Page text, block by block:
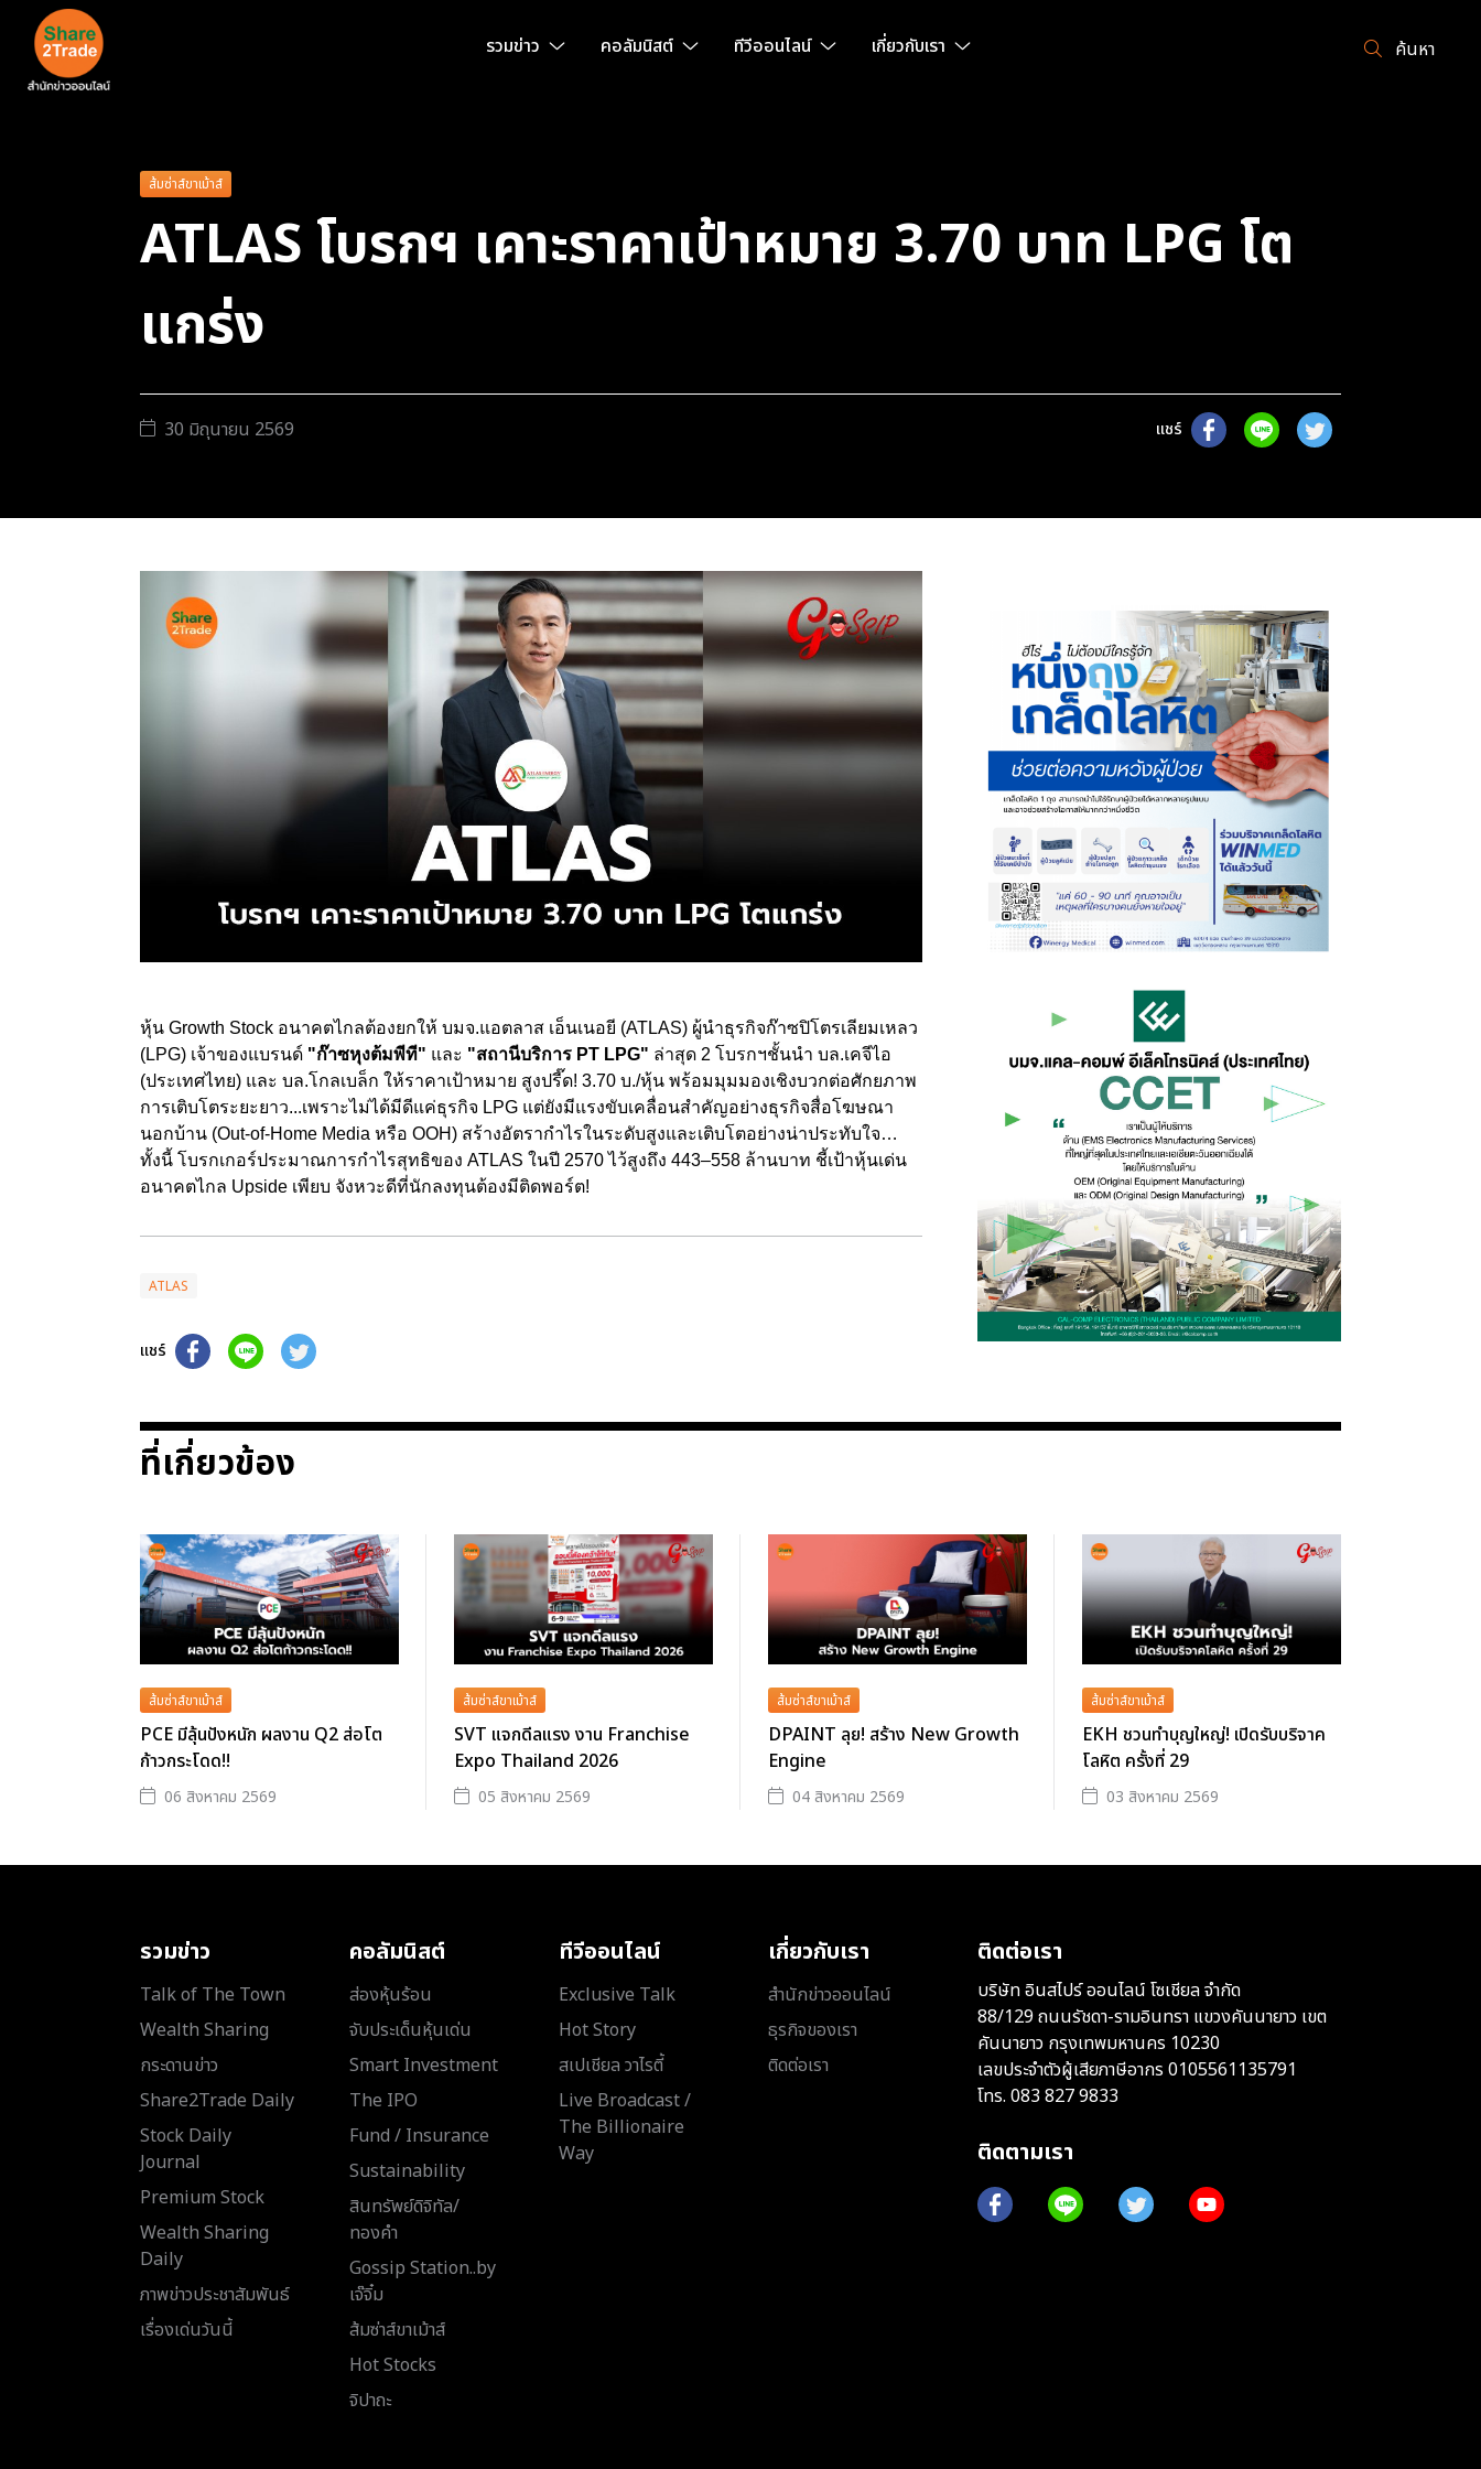
รวมข่าว คอลัมนิสต์ ทีวีออนไลน์ เกี่ยวกับเรา ค้นหา
ส้มซ่าส์ขาเม้าส์
ATLAS โบรกฯ เคาะราคาเป้าหมาย 3.70 บาท LPG โต
แกร่ง
30 มิถุนายน 2569 แชร์
หุ้น Growth Stock อนาคตไกลต้องยกให้ บมจ.แอตลาส เอ็นเนอยี (ATLAS) ผู้นำธุรกิจก๊าซปิโตรเลียมเหลว
(LPG) เจ้าของแบรนด์ "ก๊าซหุงต้มพีที" และ "สถานีบริการ PT LPG" ล่าสุด 2 โบรกฯชั้นนำ บล.เคจีไอ
(ประเทศไทย) และ บล.โกลเบล็ก ให้ราคาเป้าหมาย สูงปรี๊ด! 3.70 บ./หุ้น พร้อมมุมมองเชิงบวกต่อศักยภาพ
การเติบโตระยะยาว...เพราะไม่ได้มีดีแค่ธุรกิจ LPG แต่ยังมีแรงขับเคลื่อนสำคัญอย่างธุรกิจสื่อโฆษณา
นอกบ้าน (Out-of-Home Media หรือ OOH) สร้างอัตรากำไรในระดับสูงและเติบโตอย่างน่าประทับใจ…
ทั้งนี้ โบรกเกอร์ประมาณการกำไรสุทธิของ ATLAS ในปี 2570 ไว้สูงถึง 443–558 ล้านบาท ชี้เป้าหุ้นเด่น
อนาคตไกล Upside เพียบ จังหวะดีที่นักลงทุนต้องมีติดพอร์ต!
ATLAS
แชร์
ที่เกี่ยวข้อง
ส้มซ่าส์ขาเม้าส์
PCE มีลุ้นปังหนัก ผลงาน Q2 ส่อโต
ก้าวกระโดด!!
06 สิงหาคม 2569
ส้มซ่าส์ขาเม้าส์
SVT แจกดีลแรง งาน Franchise
Expo Thailand 2026
05 สิงหาคม 2569
ส้มซ่าส์ขาเม้าส์
DPAINT ลุย! สร้าง New Growth
Engine
04 สิงหาคม 2569
ส้มซ่าส์ขาเม้าส์
EKH ชวนทำบุญใหญ่! เปิดรับบริจาค
โลหิต ครั้งที่ 29
03 สิงหาคม 2569
รวมข่าว
Talk of The Town
Wealth Sharing
กระดานข่าว
Share2Trade Daily
Stock Daily
Journal
Premium Stock
Wealth Sharing
Daily
ภาพข่าวประชาสัมพันธ์
เรื่องเด่นวันนี้
คอลัมนิสต์
ส่องหุ้นร้อน
จับประเด็นหุ้นเด่น
Smart Investment
The IPO
Fund / Insurance
Sustainability
สินทรัพย์ดิจิทัล/
ทองคำ
Gossip Station..by
เจ๊จิ๋ม
ส้มซ่าส์ขาเม้าส์
Hot Stocks
จิปาถะ
ทีวีออนไลน์
Exclusive Talk
Hot Story
สเปเชียล วาไรตี้
Live Broadcast /
The Billionaire
Way
เกี่ยวกับเรา
สำนักข่าวออนไลน์
ธุรกิจของเรา
ติดต่อเรา
ติดต่อเรา
บริษัท อินสไปร์ ออนไลน์ โซเชียล จำกัด
88/129 ถนนรัชดา-รามอินทรา แขวงคันนายาว เขต
คันนายาว กรุงเทพมหานคร 10230
เลขประจำตัวผู้เสียภาษีอากร 0105561135791
โทร. 083 827 9833
ติดตามเรา